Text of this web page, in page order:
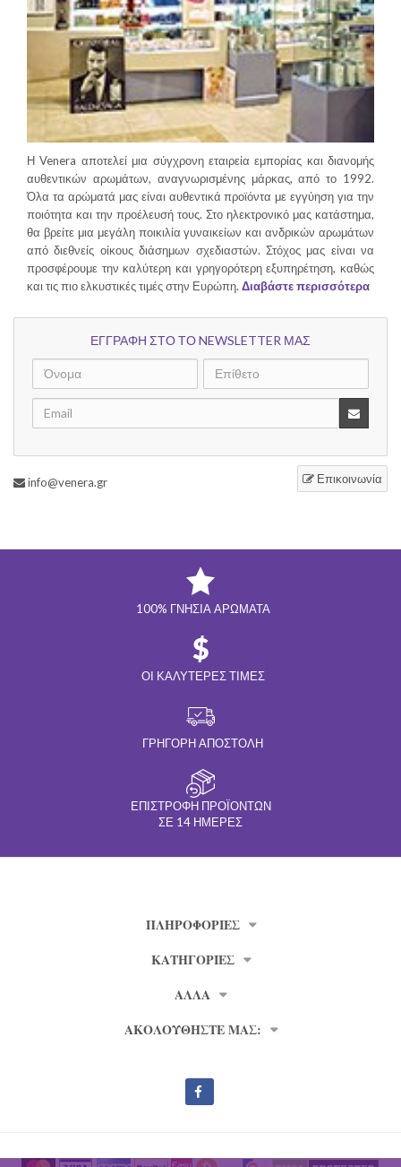
Η Venera αποτελεί μια σύγχρονη εταιρεία εμπορίας και διανομής
αυθεντικών αρωμάτων, αναγνωρισμένης μάρκας, από το 1992.
Όλα τα αρώματά μας είναι αυθεντικά προϊόντα με εγγύηση για την
ποιότητα και την προέλευσή τους. Στο ηλεκτρονικό μας κατάστημα,
θα βρείτε μια μεγάλη ποικιλία γυναικείων και ανδρικών αρωμάτων
από διεθνείς οίκους διάσημων σχεδιαστών. Στόχος μας είναι να
προσφέρουμε την καλύτερη και γρηγορότερη εξυπηρέτηση, καθώς
και τις πιο ελκυστικές τιμές στην Ευρώπη. Διαβάστε περισσότερα
ΕΓΓΡΑΦΗ ΣΤΟ ΤΟ NEWSLETTER ΜΑΣ
Επικοινωνία
info@venera.gr
100% ΓΝΉΣΙΑ ΑΡΏΜΑΤΑ
ΟΙ ΚΑΛΎΤΕΡΕΣ ΤΙΜΈΣ
ΓΡΉΓΟΡΗ ΑΠΟΣΤΟΛΉ
ΕΠΙΣΤΡΟΦΉ ΠΡΟΪΌΝΤΩΝ
ΣΕ 14 ΗΜΈΡΕΣ
ΠΛΗΡΟΦΟΡΊΕΣ
ΚΑΤΗΓΟΡΙΕΣ
ΑΛΛΑ
ΑΚΟΛΟΥΘΗΣΤΕ ΜΑΣ: